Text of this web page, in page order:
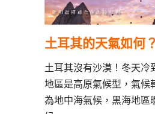
土耳其的天氣如何？
土耳其沒有沙漠！冬天冷
地區是高原氣候型，氣候
為地中海氣候，黑海地區